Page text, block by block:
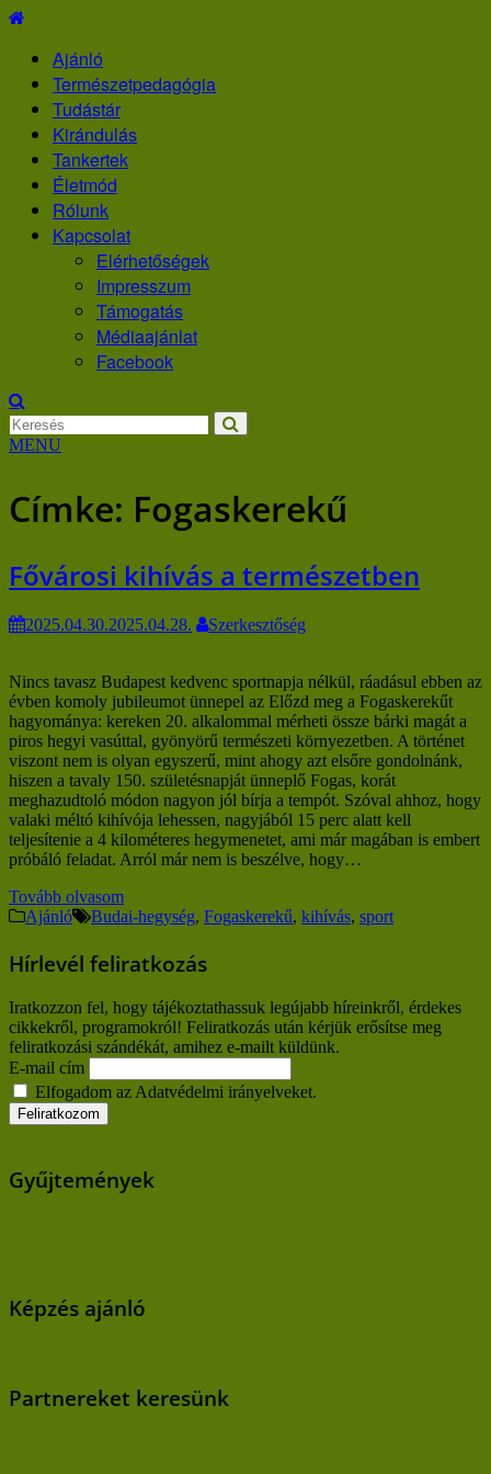
Skip
contentAjánló
Természetpedagógia
Tudástár
Kirándulás
Tankertek
Életmód
Rólunk
Kapcsolat
Elérhetőségek
Impresszum
Támogatás
Médiaajánlat
Facebook
MENU
Címke: Fogaskerekű
Fővárosi kihívás a természetben
2025.04.30.2025.04.28. Szerkesztőség
Nincs tavasz Budapest kedvenc sportnapja nélkül, ráadásul ebben az
évben komoly jubileumot ünnepel az Előzd meg a Fogaskerekűt
hagyománya: kereken 20. alkalommal mérheti össze bárki magát a
piros hegyi vasúttal, gyönyörű természeti környezetben. A történet
viszont nem is olyan egyszerű, mint ahogy azt elsőre gondolnánk,
hiszen a tavaly 150. születésnapját ünneplő Fogas, korát
meghazudtoló módon nagyon jól bírja a tempót. Szóval ahhoz, hogy
valaki méltó kihívója lehessen, nagyjából 15 perc alatt kell
teljesítenie a 4 kilométeres hegymenetet, ami már magában is embert
próbáló feladat. Arról már nem is beszélve, hogy…
Tovább olvasom
Ajánló
Budai-hegység, Fogaskerekű, kihívás, sport
Hírlevél feliratkozás
Iratkozzon fel, hogy tájékoztathassuk legújabb híreinkről, érdekes
cikkekről, programokról! Feliratkozás után kérjük erősítse meg
feliratkozási szándékát, amihez e-mailt küldünk.
E-mail cím
Elfogadom az Adatvédelmi irányelveket.
Gyűjtemények
Képzés ajánló
Partnereket keresünk